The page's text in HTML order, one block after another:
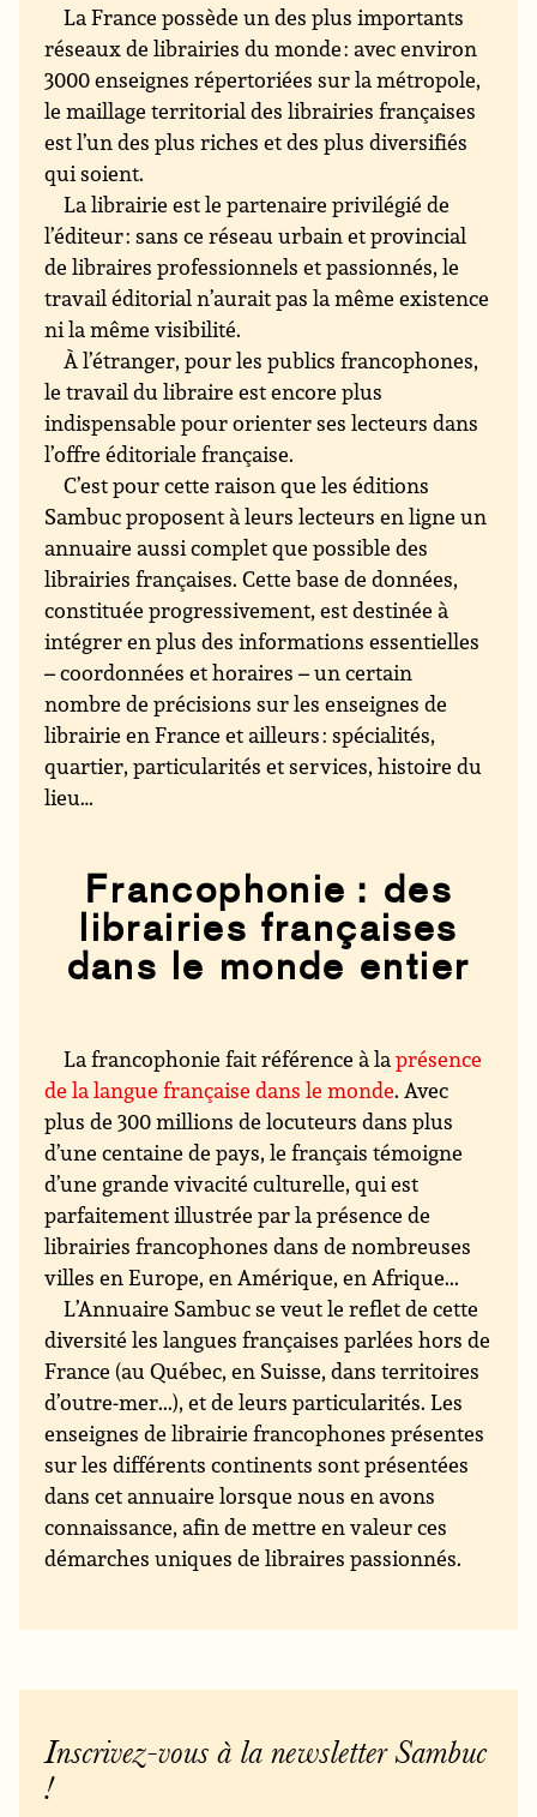
La France possède un des plus importants
réseaux de librairies du monde : avec environ
3000 enseignes répertoriées sur la métropole,
le maillage territorial des librairies françaises
est l’un des plus riches et des plus diversifiés
qui soient.
La librairie est le partenaire privilégié de
l’éditeur : sans ce réseau urbain et provincial
de libraires professionnels et passionnés, le
travail éditorial n’aurait pas la même existence
ni la même visibilité.
À l’étranger, pour les publics francophones,
le travail du libraire est encore plus
indispensable pour orienter ses lecteurs dans
l’offre éditoriale française.
C’est pour cette raison que les éditions
Sambuc proposent à leurs lecteurs en ligne un
annuaire aussi complet que possible des
librairies françaises. Cette base de données,
constituée progressivement, est destinée à
intégrer en plus des informations essentielles
– coordonnées et horaires – un certain
nombre de précisions sur les enseignes de
librairie en France et ailleurs : spécialités,
quartier, particularités et services, histoire du
lieu…
Francophonie : des
librairies françaises
dans le monde entier
La francophonie fait référence à laprésence
de la langue française dans le monde. Avec
plus de 300 millions de locuteurs dans plus
d’une centaine de pays, le français témoigne
d’une grande vivacité culturelle, qui est
parfaitement illustrée par la présence de
librairies francophones dans de nombreuses
villes en Europe, en Amérique, en Afrique...
L’Annuaire Sambuc se veut le reflet de cette
diversité les langues françaises parlées hors de
France (au Québec, en Suisse, dans territoires
d’outre-mer...), et de leurs particularités. Les
enseignes de librairie francophones présentes
sur les différents continents sont présentées
dans cet annuaire lorsque nous en avons
connaissance, afin de mettre en valeur ces
démarches uniques de libraires passionnés.
Inscrivez-vous à la newsletter Sambuc
!